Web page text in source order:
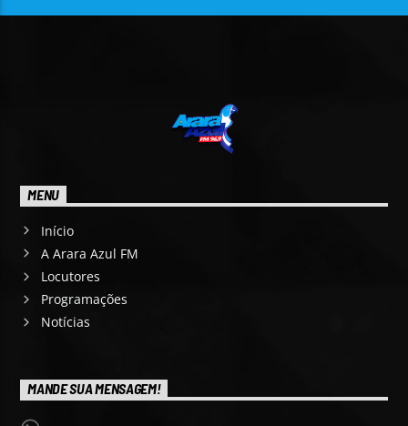
MENU
Início
A Arara Azul FM
Locutores
Programações
Notícias
MANDE SUA MENSAGEM!